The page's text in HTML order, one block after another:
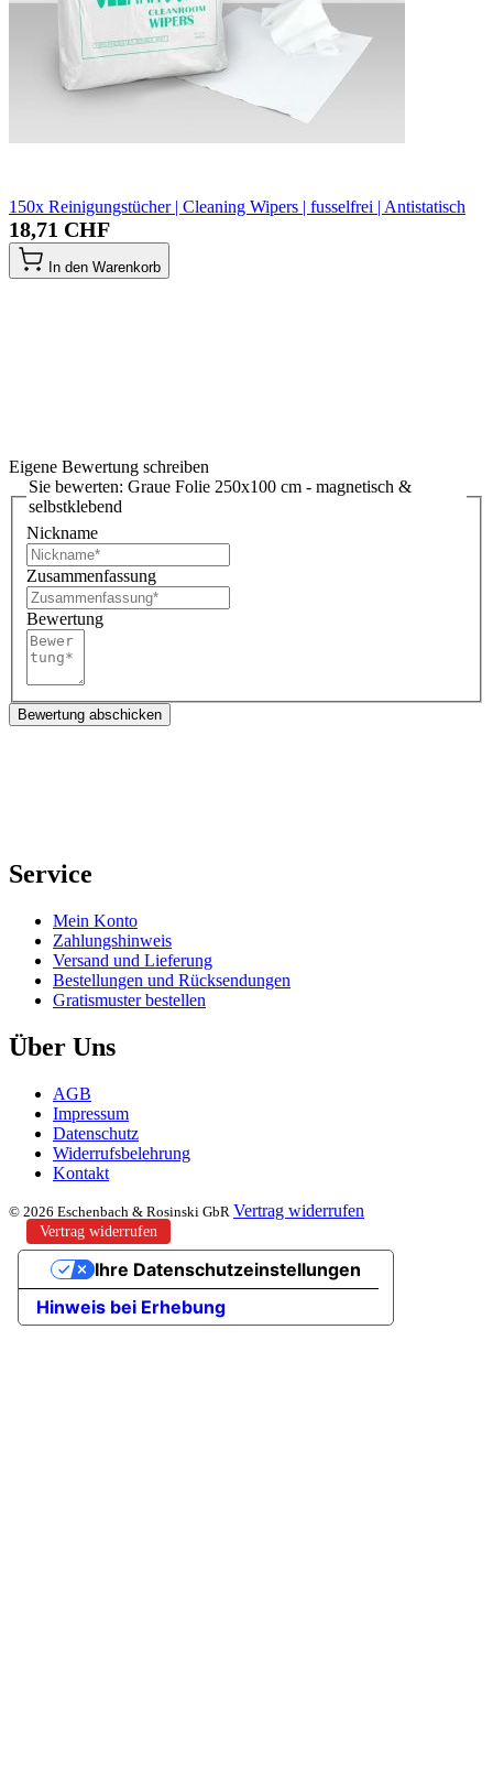
150x Reinigungstücher | Cleaning Wipers | fusselfrei | Antistatisch
18,71 CHF
In den Warenkorb
Eigene Bewertung schreiben
Sie bewerten: Graue Folie 250x100 cm - magnetisch &
selbstklebend
Nickname
Zusammenfassung
Bewertung
Bewertung abschicken
Service
Mein Konto
Zahlungshinweis
Versand und Lieferung
Bestellungen und Rücksendungen
Gratismuster bestellen
Über Uns
AGB
Impressum
Datenschutz
Widerrufsbelehrung
Kontakt
© 2026 Eschenbach & Rosinski GbR Vertrag widerrufen
Vertrag widerrufen
Hinweis bei Erhebung
Ihre Datenschutzeinstellungen